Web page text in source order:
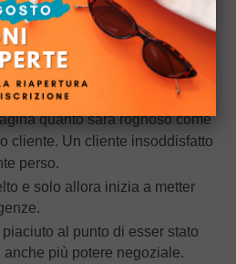
open space (domanda cretina
la macchina aziendale… è
in questa fase
a “rompere le scatole” già in
quanto sarà rognoso come
cliente. Un cliente insoddisfatto
perso.
e solo allora inizia a metter
al punto di esser stato
anche più potere negoziale.